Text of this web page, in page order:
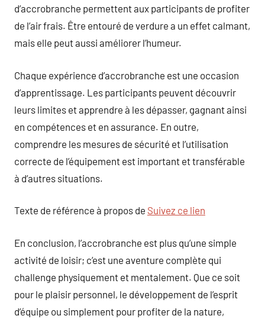
d’accrobranche permettent aux participants de profiter
de l’air frais. Être entouré de verdure a un effet calmant,
mais elle peut aussi améliorer l’humeur.
Chaque expérience d’accrobranche est une occasion
d’apprentissage. Les participants peuvent découvrir
leurs limites et apprendre à les dépasser, gagnant ainsi
en compétences et en assurance. En outre,
comprendre les mesures de sécurité et l’utilisation
correcte de l’équipement est important et transférable
à d’autres situations.
Texte de référence à propos de Suivez ce lien
En conclusion, l’accrobranche est plus qu’une simple
activité de loisir; c’est une aventure complète qui
challenge physiquement et mentalement. Que ce soit
pour le plaisir personnel, le développement de l’esprit
d’équipe ou simplement pour profiter de la nature,